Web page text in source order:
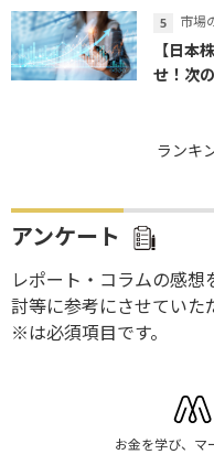
市場
【日本
せ！次
ランキ
アンケート
レポート・コラムの感
討等に参考にさせていた
※は必須項目です。
お金を学び、マ